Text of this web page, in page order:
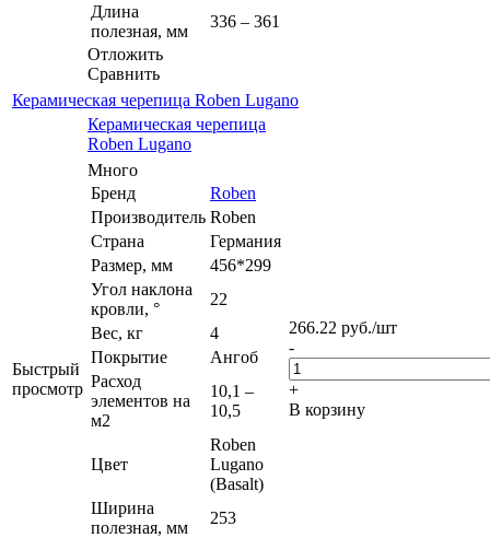
Длина
полезная, мм
336 – 361
Отложить
Сравнить
Керамическая черепица Roben Lugano
Быстрый
просмотр
Керамическая черепица
Roben Lugano
Много
Бренд
Roben
Производитель Roben
Страна
Германия
Размер, мм
456*299
Угол наклона
кровли, °
22
Вес, кг
4
Покрытие
Ангоб
Расход
элементов на
м2
10,1 –
10,5
Цвет
Roben
Lugano
(Basalt)
Ширина
полезная, мм
253
266.22 руб./шт
-
+
В корзину